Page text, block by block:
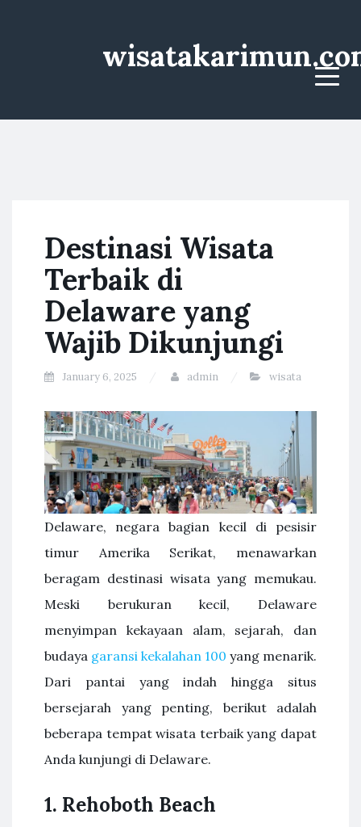
Menu
Destinasi Wisata
Terbaik di
Delaware yang
Wajib Dikunjungi
January 6, 2025 admin wisata
Delaware, negara bagian kecil di pesisir
timur Amerika Serikat, menawarkan
beragam destinasi wisata yang memukau.
Meski berukuran kecil, Delaware
menyimpan kekayaan alam, sejarah, dan
budaya garansi kekalahan 100 yang menarik.
Dari pantai yang indah hingga situs
bersejarah yang penting, berikut adalah
beberapa tempat wisata terbaik yang dapat
Anda kunjungi di Delaware.
1. Rehoboth Beach